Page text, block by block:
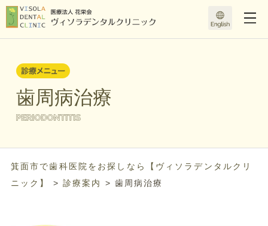
歯周病治療
箕面市で歯科医院をお探しなら【ヴィソラデンタルクリ
ニック】
> 診療案内 > 歯周病治療